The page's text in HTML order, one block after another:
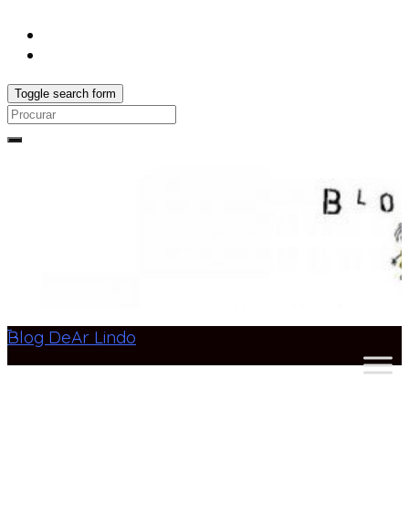
Toggle search form
Search
Blog DeAr Lindo